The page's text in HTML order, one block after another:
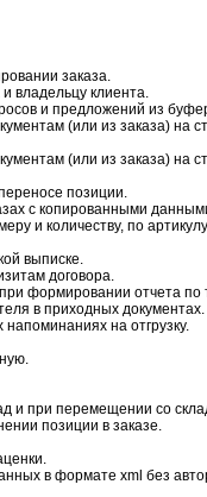
заказа.
владельцу клиента.
и предложений из
(или из заказа) на
(или из заказа) на
позиции.
с копированными
и количеству, по
выписке.
договора.
формировании отчета по
в приходных документах.
на отгрузку.
и при перемещении со
позиции в заказе.
в формате xml без